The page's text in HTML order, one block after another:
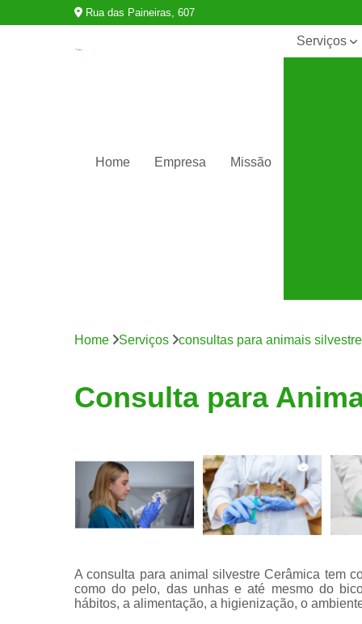
Rua das Paineiras, 607
Home Empresa Missão
Serviços
animais
para
tártaro
Home Serviços consultas para animais
Consulta para
A consulta para animal silvestre Cerâmica tem
como do pelo, das unhas e até mesmo do
hábitos, a alimentação, a higienização, o